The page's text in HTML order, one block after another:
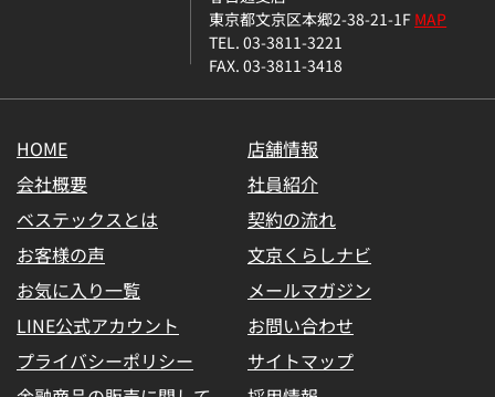
東京都文京区本郷2-38-21-1FMAP
TEL. 03-3811-3221
FAX. 03-3811-3418
HOME
店舗情報
会社概要
社員紹介
ベステックスとは
契約の流れ
お客様の声
文京くらしナビ
お気に入り一覧
メールマガジン
LINE公式アカウント
お問い合わせ
プライバシーポリシー
サイトマップ